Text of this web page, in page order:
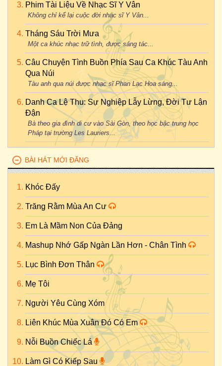
Phim Tài Liệu Về Nhạc Sĩ Y Vân
Không chỉ kể lại cuộc đời nhạc sĩ Y Vân...
Tháng Sáu Trời Mưa
Một ca khúc nhạc trữ tình, được sáng tác...
Câu Chuyện Tình Buồn Phía Sau Ca Khúc Tàu Anh
Qua Núi
Tàu anh qua núi được nhạc sĩ Phan Lạc Hoa sáng...
Danh Ca Lệ Thu: Sự Nghiệp Lẫy Lừng, Đời Tư Lận
Đận
Bà theo gia đình di cư vào Sài Gòn, theo học bậc trung học
Pháp tại trường Les Lauriers...
BÀI HÁT MỚI ĐĂNG
Khóc Đấy
Trăng Rằm Mùa An Cư
Em Là Mầm Non Của Đảng
Mashup Nhớ Gấp Ngàn Lần Hơn - Chân Tình
Lục Bình Đơn Thân
Mẹ Tôi
Người Yêu Cùng Xóm
Liên Khúc Mùa Xuân Đó Có Em
Nỗi Buồn Chiếc Lá
Làm Gì Có Kiếp Sau